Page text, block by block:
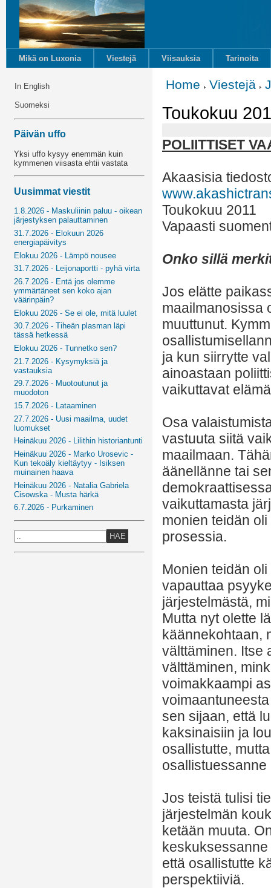
Mikä on Luxonia Viestejä Viisauksia Tarinoita
In English
Suomeksi
Päivän uffo
Yksi uffo kysyy enemmän kuin
kymmenen viisasta ehtii vastata
Uusimmat viestit
1.8.2026 - Maskuliinin paluu - oikean
järjestyksen palauttaminen
31.7.2026 - Elokuun 2026
energiapäivitys
Elokuu 2026 - Lämpö nousee
31.7.2026 - Leijonaportti - pyhä virta
26.7.2026 - Entä jos olemme
ymmärtäneet sen koko ajan
väärinpäin?
Elokuu 2026 - Se ei ole, mitä luulet
30.7.2026 - Tiheän plasman läpi
tässä hetkessä
Elokuu 2026 - Tunnetko sen?
21.7.2026 - Kysymyksiä ja
vastauksia
29.7.2026 - Muotoutunut ja
muodoton
15.7.2026 - Lataaminen
27.7.2026 - Uusi maailma, uudet
luomukset
Heinäkuu 2026 - Lilithin historiantunti
Heinäkuu 2026 - Marko Urosevic -
Kun tekoäly kieltäytyy - Isiksen
muinainen haava
Heinäkuu 2026 - Natalia Gabriela
Cisowska - Musta härkä
6.7.2026 - Purkaminen
HAE
Home Viestejä
Toukokuu
POLIITTISET
Akaasisia
Toukokuu 2011
Vapaasti
Onko sillä
Jos elätte
maailmanosissa
muuttunut.
ja kun siirrytte
ainoastaan
vaikuttavat
Osa
vastuuta siitä
maailmaan.
äänellänne tai
vaikuttamasta
monien teidän
prosessia.
Monien teidän
vapauttaa
järjestelmästä,
Mutta nyt olette
käännekohtaan,
välttäminen. Itse
välttäminen,
voimakkaampi
sen sijaan, että
kaksinaisiin ja
osallistutte,
Jos teistä tulisi
järjestelmän
ketään muuta.
että osallistutte
perspektiiviä.